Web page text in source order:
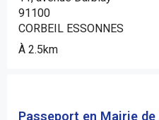
91100
CORBEIL ESSONNES
À 2.5km
Passeport en Mairie de